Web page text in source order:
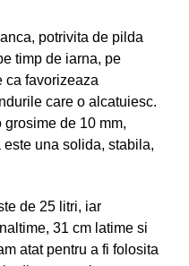
potrivita de pilda
timp de iarna, pe
ca favorizeaza
care o alcatuiesc.
grosime de 10 mm,
una solida, stabila,
de 25 litri, iar
31 cm latime si
atat pentru a fi folosita